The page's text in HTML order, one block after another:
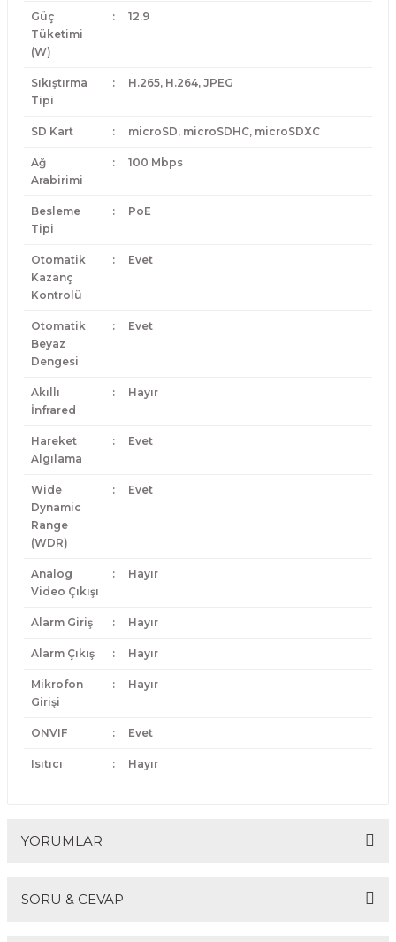
Güç
Tüketimi
(W)
: 12.9
Sıkıştırma
Tipi
: H.265, H.264, JPEG
SD Kart : microSD, microSDHC, microSDXC
Ağ
Arabirimi
: 100 Mbps
Besleme
Tipi
: PoE
Otomatik
Kazanç
Kontrolü
: Evet
Otomatik
Beyaz
Dengesi
: Evet
Akıllı
İnfrared
: Hayır
Hareket
Algılama
: Evet
Wide
Dynamic
Range
(WDR)
: Evet
Analog
Video Çıkışı
: Hayır
Alarm Giriş : Hayır
Alarm Çıkış : Hayır
Mikrofon
Girişi
: Hayır
ONVIF : Evet
Isıtıcı : Hayır
YORUMLAR
SORU & CEVAP